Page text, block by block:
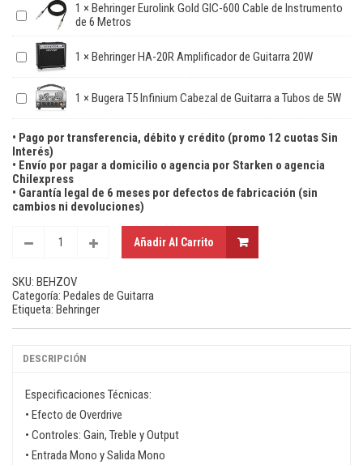
1 × Behringer Eurolink Gold GIC-600 Cable de Instrumento
de 6 Metros
1 × Behringer HA-20R Amplificador de Guitarra 20W
1 × Bugera T5 Infinium Cabezal de Guitarra a Tubos de 5W
• Pago por transferencia, débito y crédito (promo 12 cuotas Sin
Interés)
• Envío por pagar a domicilio o agencia por Starken o agencia
Chilexpress
• Garantía legal de 6 meses por defectos de fabricación (sin
cambios ni devoluciones)
Añadir Al Carrito
SKU: BEHZOV
Categoría: Pedales de Guitarra
Etiqueta: Behringer
DESCRIPCIÓN
Especificaciones Técnicas:
• Efecto de Overdrive
• Controles: Gain, Treble y Output
• Entrada Mono y Salida Mono